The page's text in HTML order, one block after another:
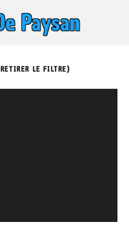
RETIRER LE FILTRE)